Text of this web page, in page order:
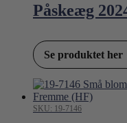
Påskeæg
Se produktet
SKU: 19-7146